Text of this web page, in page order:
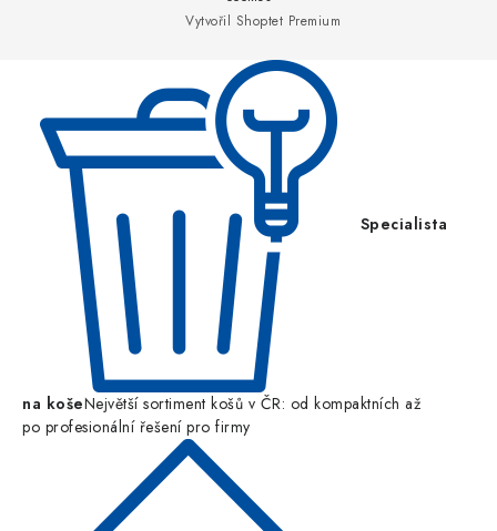
Vytvořil Shoptet Premium
Specialista
na košeNejvětší sortiment košů v ČR: od kompaktních až
po profesionální řešení pro firmy